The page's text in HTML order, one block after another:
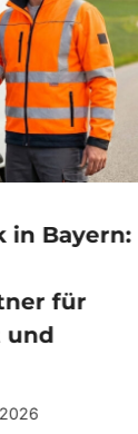
in Bayern:
für
und